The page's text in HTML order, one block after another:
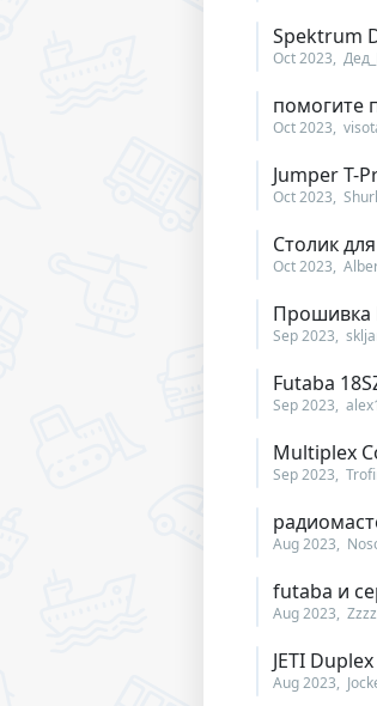
Spektrum
Oct 2023
помогите
Oct 2023
Jumper T-
Oct 2023
Столик
Oct 2023
Прошивка
Sep 2023
Futaba
Sep 2023
Multiplex
Sep 2023
Aug 2023
futaba и
Aug 2023
JETI Duplex
Aug 2023